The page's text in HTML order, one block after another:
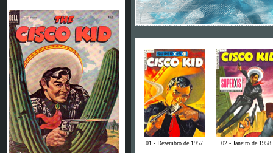
01 - Dezembro de 1957 02 - Janeiro de 1958